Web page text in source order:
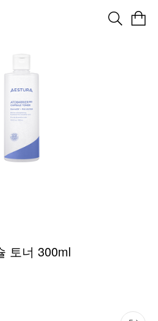
아토베리어365 캡슐 토너 300ml